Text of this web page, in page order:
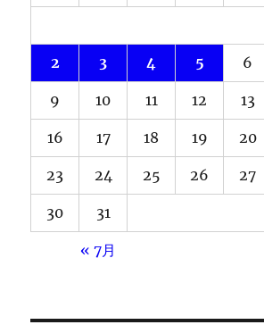
2 3 4 5 6
9 10 11 12 13
16 17 18 19 20
23 24 25 26 27
30 31
« 7月